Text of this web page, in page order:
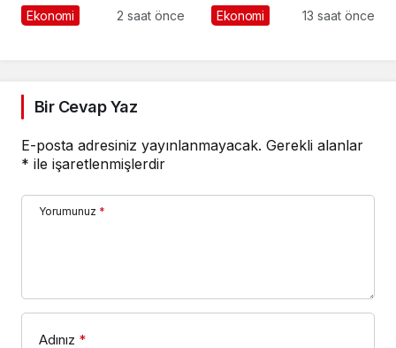
Ekonomi 2 saat önce
Kuralları Değişiyor
Ekonomi 13 saat önce
Bir Cevap Yaz
E-posta adresiniz yayınlanmayacak. Gerekli alanlar
* ile işaretlenmişlerdir
Yorumunuz *
Adınız *